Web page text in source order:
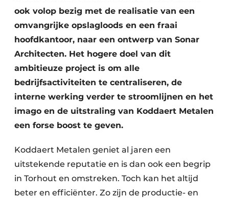
ook volop bezig met de realisatie van een
omvangrijke opslagloods en een fraai
hoofdkantoor, naar een ontwerp van Sonar
Architecten. Het hogere doel van dit
ambitieuze project is om alle
bedrijfsactiviteiten te centraliseren, de
interne werking verder te stroomlijnen en het
imago en de uitstraling van Koddaert Metalen
een forse boost te geven.
Koddaert Metalen geniet al jaren een
uitstekende reputatie en is dan ook een begrip
in Torhout en omstreken. Toch kan het altijd
beter en efficiënter. Zo zijn de productie- en